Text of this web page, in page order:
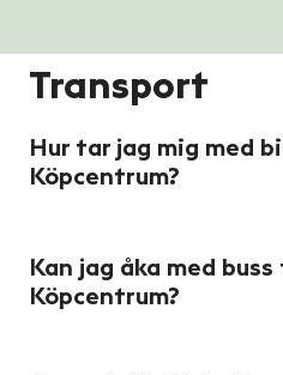
Transport
Hur tar jag mig med
Köpcentrum?
Kan jag åka med
Köpcentrum?